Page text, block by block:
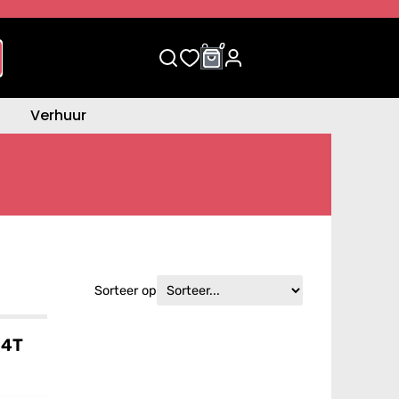
0 0
Verhuur
Sorteer op